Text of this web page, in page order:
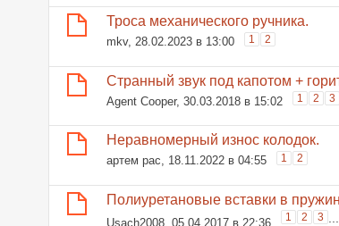
Троса механического ручника.
mkv, 28.02.2023 в 13:00 1 2
Странный звук под капотом +
Agent Cooper, 30.03.2018 в 15:02 1 2 3
Неравномерный износ колодок.
артем рас , 18.11.2022 в 04:55 1 2
Полиуретановые вставки в
Usach2008, 05.04.2017 в 22:36 1 2 3